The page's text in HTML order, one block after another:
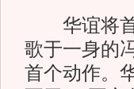
华谊将首
歌于一身的
首个动作。